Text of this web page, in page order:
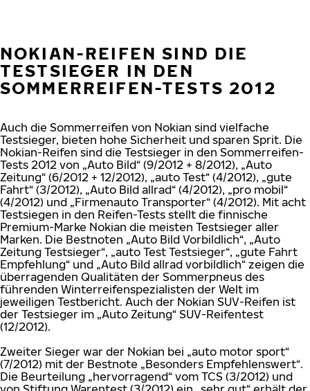
NOKIAN-REIFEN SIND DIE
TESTSIEGER IN DEN
SOMMERREIFEN-TESTS 2012
Auch die Sommerreifen von Nokian sind vielfache
Testsieger, bieten hohe Sicherheit und sparen Sprit. Die
Nokian-Reifen sind die Testsieger in den Sommerreifen-
Tests 2012 von „Auto Bild“ (9/2012 + 8/2012), „Auto
Zeitung“ (6/2012 + 12/2012), „auto Test“ (4/2012), „gute
Fahrt“ (3/2012), „Auto Bild allrad“ (4/2012), „pro mobil“
(4/2012) und „Firmenauto Transporter“ (4/2012). Mit acht
Testsiegen in den Reifen-Tests stellt die finnische
Premium-Marke Nokian die meisten Testsieger aller
Marken. Die Bestnoten „Auto Bild Vorbildlich“, „Auto
Zeitung Testsieger“, „auto Test Testsieger“, „gute Fahrt
Empfehlung“ und „Auto Bild allrad vorbildlich“ zeigen die
überragenden Qualitäten der Sommerpneus des
führenden Winterreifenspezialisten der Welt im
jeweiligen Testbericht. Auch der Nokian SUV-Reifen ist
der Testsieger im „Auto Zeitung“ SUV-Reifentest
(12/2012).
Zweiter Sieger war der Nokian bei „auto motor sport“
(7/2012) mit der Bestnote „Besonders Empfehlenswert“.
Die Beurteilung „hervorragend“ vom TCS (3/2012) und